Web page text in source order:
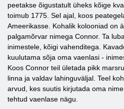
peetakse õigustatult üheks kõige
toimub 1775. Sel ajal, koos
Ameerikasse. Kohalik kolooniad on
palgamõrvar nimega Connor. Ta
inimestele, kõigi vahenditega.
kuulutama sõja oma vaenlasi -
Koos Connor teil ületada pikk
linna ja valdav lahinguväljal. Teel
arvud, kes suutis kirjutada oma
tehtud vaenlase nägu.